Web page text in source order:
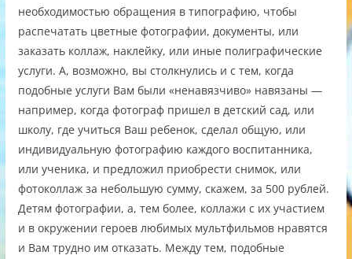
необходимостью обращения в типографию, чтобы
распечатать цветные фотографии, документы, или
заказать коллаж, наклейку, или иные полиграфические
услуги. А, возможно, вы столкнулись и с тем, когда
подобные услуги Вам были «ненавязчиво» навязаны —
например, когда фотограф пришел в детский сад, или
школу, где учиться Ваш ребенок, сделал общую, или
индивидуальную фотографию каждого воспитанника,
или ученика, и предложил приобрести снимок, или
фотоколлаж за небольшую сумму, скажем, за 500 рублей.
Детям фотографии, а, тем более, коллажи с их участием
и в окружении героев любимых мультфильмов нравятся
и Вам трудно им отказать. Между тем, подобные